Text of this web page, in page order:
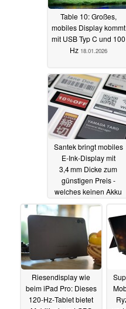
mobiles Display kommt
mit USB Typ C und 100
Hz18.01.2026
Santek bringt mobiles
E-Ink-Display mit
3,4 mm Dicke zum
günstigen Preis -
welches keinen Akku
benötigt05.11.2025